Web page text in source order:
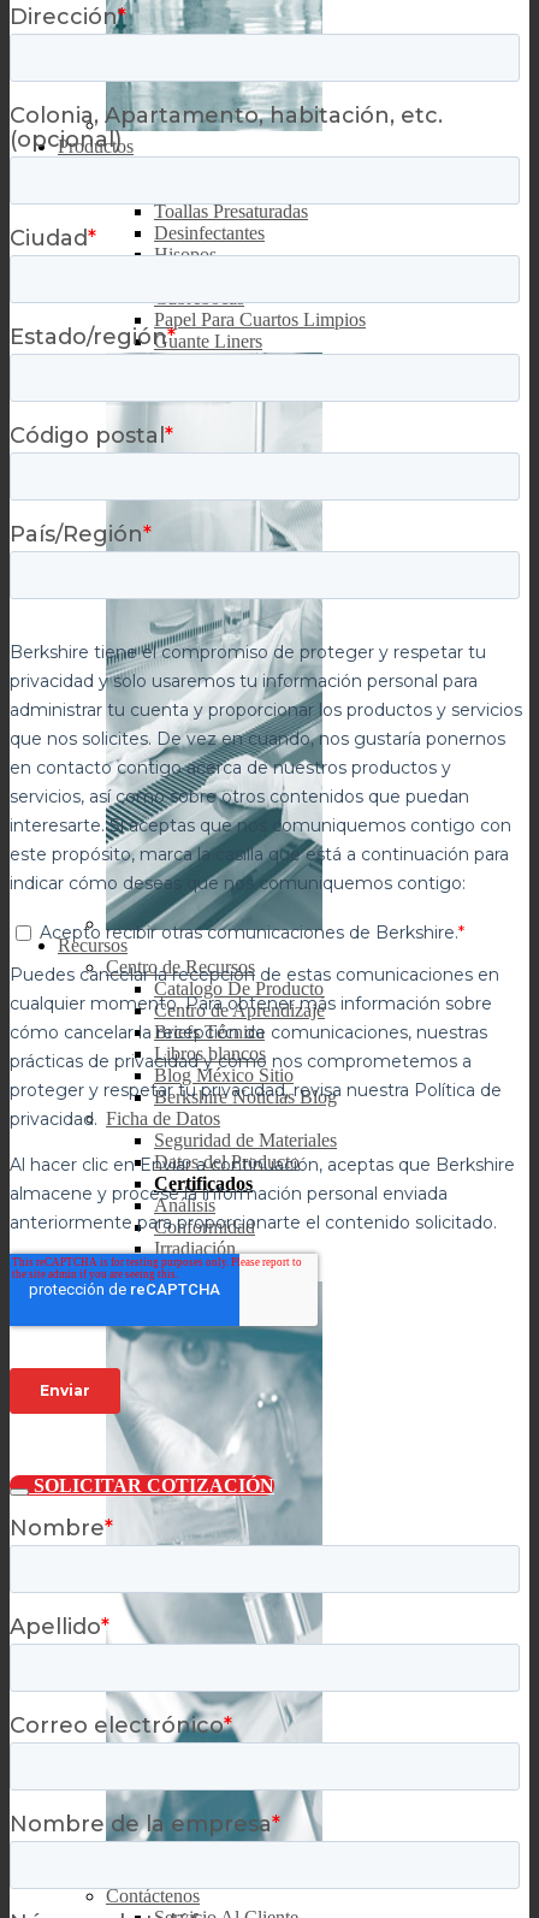
Productos
Toallas Presaturadas
Desinfectantes
Hisopos
Cubrebocas
Papel Para Cuartos Limpios
Guante Liners
Recursos
Centro de Recursos
Catalogo De Producto
Centro de Aprendizaje
Briefs Técnica
Libros blancos
Blog México Sitio
Berkshire Noticias Blog
Ficha de Datos
Seguridad de Materiales
Datos del Producto
Certificados
Análisis
Conformidad
Irradiación
Esterilidad
Contáctenos
SOLICITAR COTIZACIÓN